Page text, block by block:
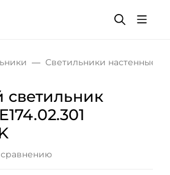
Светильники настенные
светильник